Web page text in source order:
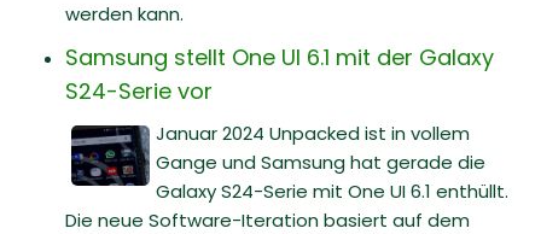
werden kann.
Samsung stellt One UI 6.1 mit der Galaxy
S24-Serie vor
Januar 2024 Unpacked ist in vollem
Gange und Samsung hat gerade die
Galaxy S24-Serie mit One UI 6.1 enthüllt.
Die neue Software-Iteration basiert auf dem